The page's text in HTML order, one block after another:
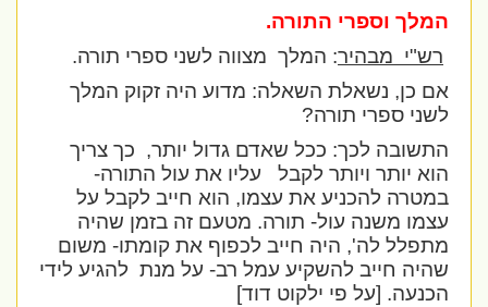
המלך וספרי התורה.
רש"י מבהיר: המלך מצווה לשני ספרי תורה.
אם כן, נשאלת השאלה: מדוע היה זקוק המלך
לשני ספרי תורה?
התשובה לכך: ככל שאדם גדול יותר, כך צריך
הוא יותר ויותר לקבל
עליו את עול התורה-
במטרה להכניע את עצמו, הוא חייב לקבל על
עצמו משנה עול- תורה. מטעם זה בזמן שהיה
מתפלל לה', היה חייב לכפוף את קומתו- משום
שהיה חייב להשקיע עמל רב- על מנת להגיע לידי
הכנעה. [על פי ילקוט דוד]